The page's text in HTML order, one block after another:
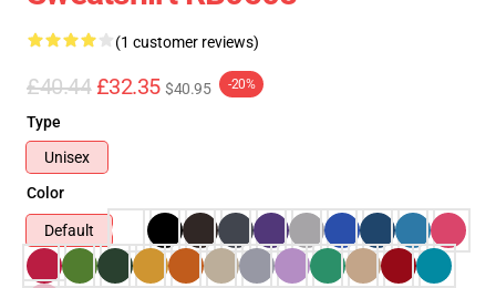
(1 customer reviews)
£40.44 £32.35 $40.95 -20%
Type
Unisex
Color
Default